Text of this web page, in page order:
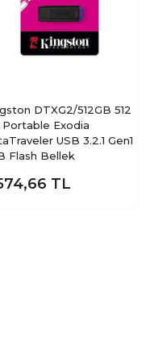
DTXG2/512GB 512
Portable Exodia
USB 3.2.1 Gen1
Flash Bellek
TL